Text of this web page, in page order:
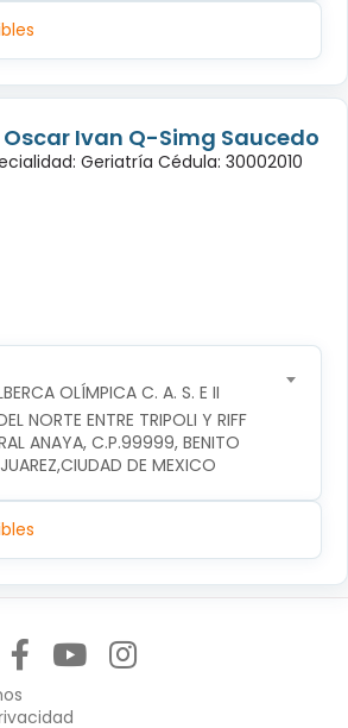
Oscar Ivan Q-Simg Saucedo
Geriatría Cédula: 30002010
OLÍMPICA C. A. S. E II
NORTE ENTRE TRIPOLI Y RIFF
ANAYA, C.P.99999, BENITO
DE MEXICO